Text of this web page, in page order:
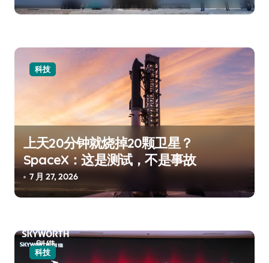
科技
上天20分钟就烧掉20颗卫星？
SpaceX：这是测试，不是事故
7 月 27, 2026
科技